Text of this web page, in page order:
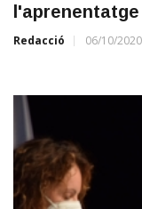
Redacció 06/10/2020